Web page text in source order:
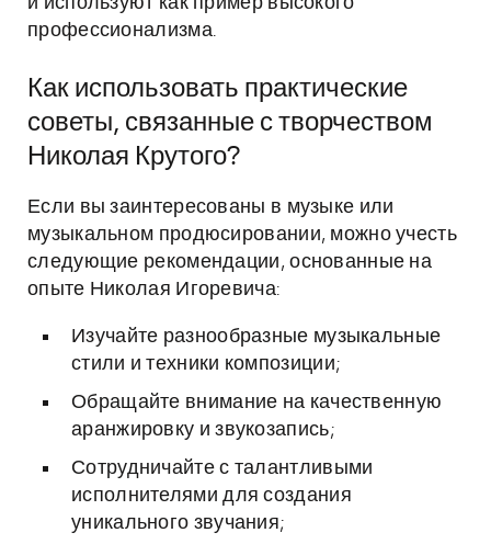
профессионализма.
Как использовать практические
советы, связанные с творчеством
Николая Крутого?
Если вы заинтересованы в музыке или
музыкальном продюсировании, можно учесть
следующие рекомендации, основанные на
опыте Николая Игоревича:
Изучайте разнообразные музыкальные
стили и техники композиции;
Обращайте внимание на качественную
аранжировку и звукозапись;
Сотрудничайте с талантливыми
исполнителями для создания
уникального звучания;